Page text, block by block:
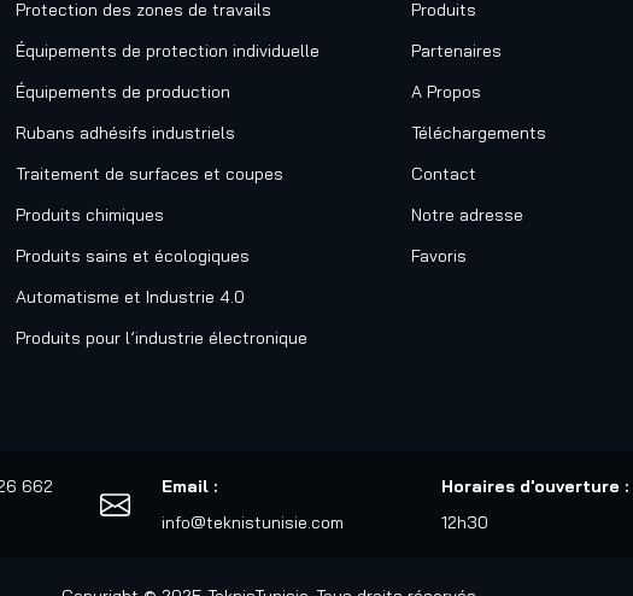
Protection des zones de travails
Équipements de protection individuelle
Équipements de production
Rubans adhésifs industriels
Traitement de surfaces et coupes
Produits chimiques
Produits sains et écologiques
Automatisme et Industrie 4.0
Produits pour l’industrie électronique
Produits
Partenaires
A Propos
Téléchargements
Contact
Notre adresse
Favoris
662
Email :
info@teknistunisie.com
Horaires d'ouverture :
12h30